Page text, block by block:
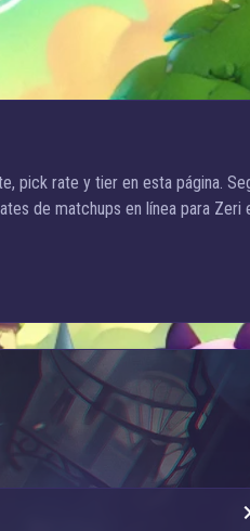
pick rate y tier en esta página.
de matchups en línea para Zeri